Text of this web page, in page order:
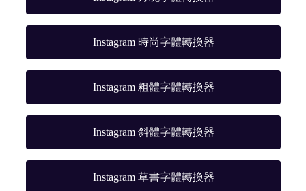
Instagram 時尚字體轉換器
Instagram 粗體字體轉換器
Instagram 斜體字體轉換器
Instagram 草書字體轉換器